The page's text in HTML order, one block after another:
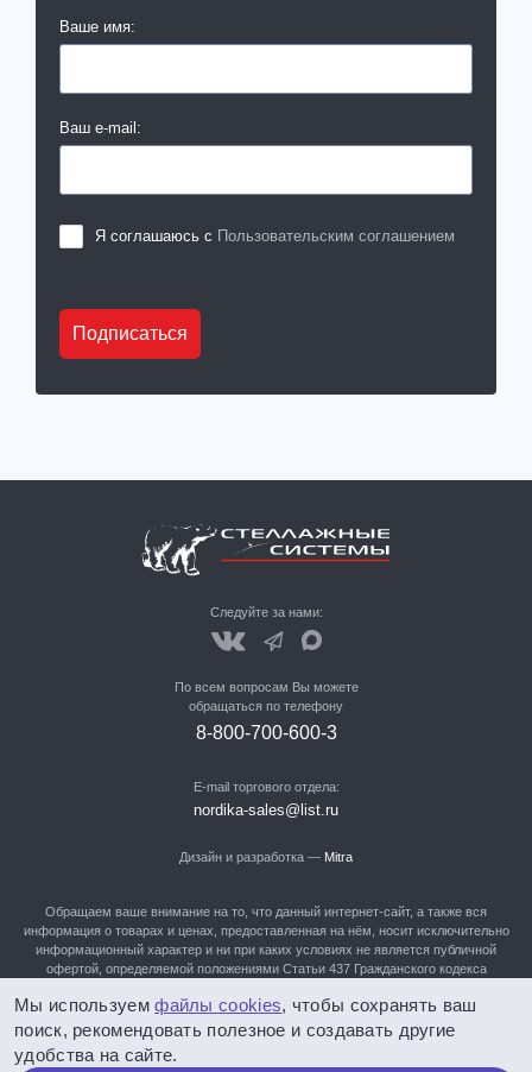
Ваше имя:
Ваш e-mail:
Я соглашаюсь с Пользовательским соглашением
Подписаться
Следуйте за нами:
По всем вопросам Вы можете
обращаться по телефону
8-800-700-600-3
E-mail торгового отдела:
nordika-sales@list.ru
Дизайн и разработка — Mitra
Обращаем ваше внимание на то, что данный интернет-сайт, а также вся
информация о товарах и ценах, предоставленная на нём, носит исключительно
информационный характер и ни при каких условиях не является публичной
офертой, определяемой положениями Статьи 437 Гражданского кодекса
стоимости указанных товаров, Вам нужно обратиться в отдел продаж по
телефонам: 8-800-700-600-3, 8-905-982-90-90, (3852) 28-91-60,28-91-61, 28-91-
Мы используемфайлы cookies, чтобы сохранять ваш
поиск, рекомендовать полезное и создавать другие
удобства на сайте.